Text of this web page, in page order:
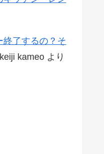
終了するの？そ
keiji kameo より